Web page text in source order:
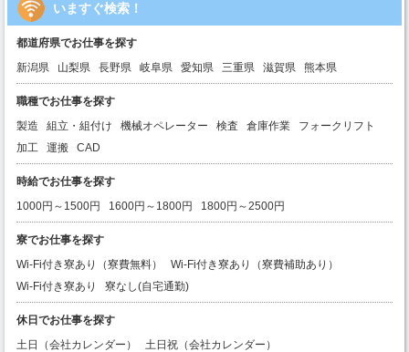
いますぐ検索！
都道府県でお仕事を探す
新潟県
山梨県 長野県 岐阜県 愛知県 三重県 滋賀県 熊本県
職種でお仕事を探す
製造
組立・組付け 機械オペレーター 検査 倉庫作業
フォークリフト
加工
運搬 CAD
時給でお仕事を探す
1000円～1500円
1600円～1800円 1800円～2500円
寮でお仕事を探す
Wi-Fi付き寮あり（寮費無料）
Wi-Fi付き寮あり（寮費補助あり）
Wi-Fi付き寮あり
寮なし(自宅通勤)
休日でお仕事を探す
土日（会社カレンダー）
土日祝（会社カレンダー）